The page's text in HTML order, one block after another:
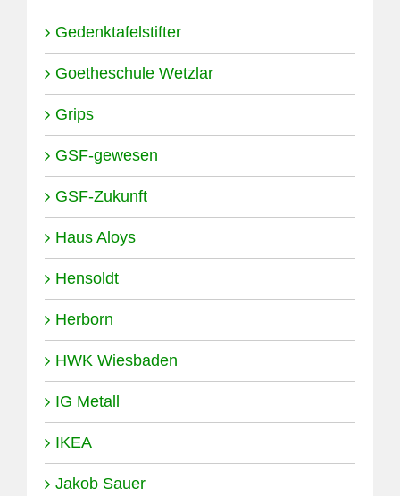
Gedenktafelstifter
Goetheschule Wetzlar
Grips
GSF-gewesen
GSF-Zukunft
Haus Aloys
Hensoldt
Herborn
HWK Wiesbaden
IG Metall
IKEA
Jakob Sauer